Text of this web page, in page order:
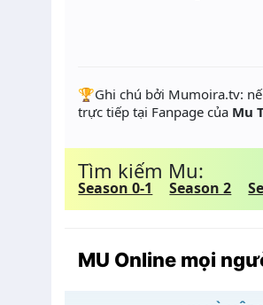
️🏆Ghi chú bởi Mumoira.tv:
trực tiếp tại Fanpage của Mu
Tìm kiếm Mu:
Season 0-1 Season 2
MU Online mọi